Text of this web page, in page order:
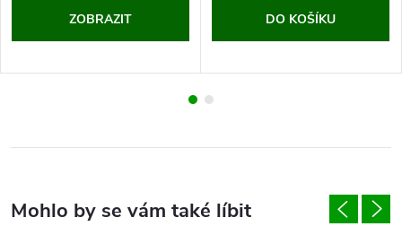
ZOBRAZIT DO KOŠÍKU